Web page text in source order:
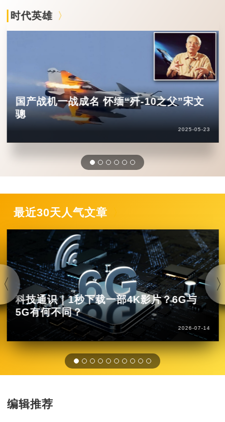
时代英雄
国产战机一战成名 怀缅“歼-10之父”宋文
骢
2025-05-23
最近30天人气文章
科技通识｜1秒下载一部4K影片？6G与
5G有何不同？
2026-07-14
编辑推荐